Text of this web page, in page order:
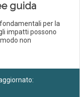
guida
per la
impatti possono
non